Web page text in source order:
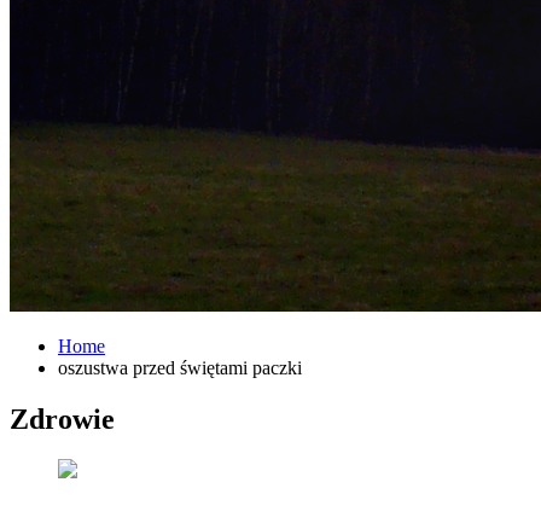
Home
oszustwa przed świętami paczki
Zdrowie